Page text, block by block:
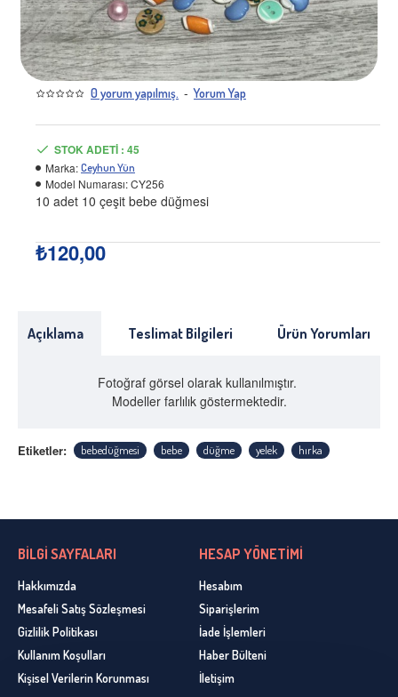
0 yorum yapılmış. - Yorum Yap
₺120,00
STOK ADETI : 45
Marka: Ceyhun Yün
Model Numarası:CY256
10 adet 10 çeşit bebe düğmesi
Açıklama Teslimat Bilgileri Ürün Yorumları
Fotoğraf görsel olarak kullanılmıştır.
Modeller farlılık göstermektedir.
Etiketler: bebedüğmesi bebe düğme yelek hırka
BİLGİ SAYFALARI
Hakkımızda
Mesafeli Satış Sözleşmesi
Gizlilik Politikası
Kullanım Koşulları
Kişisel Verilerin Korunması
HESAP YÖNETİMİ
Hesabım
Siparişlerim
İade İşlemleri
Haber Bülteni
İletişim